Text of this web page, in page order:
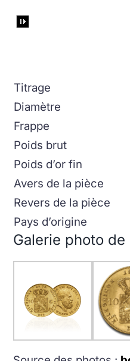
Titrage
Diamètre
Frappe
Poids brut
Poids d’or fin
Avers de la pièce
Revers de la pièce
Pays d’origine
Galerie photo de